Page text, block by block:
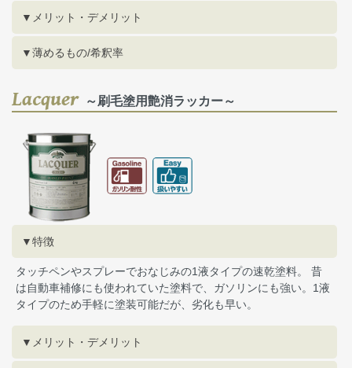
▼メリット・デメリット
▼薄めるもの/希釈率
Lacquer～刷毛塗用艶消ラッカー～
▼特徴
タッチペンやスプレーでおなじみの1液タイプの速乾塗料。 昔
は自動車補修にも使われていた塗料で、ガソリンにも強い。1液
タイプのため手軽に塗装可能だが、劣化も早い。
▼メリット・デメリット